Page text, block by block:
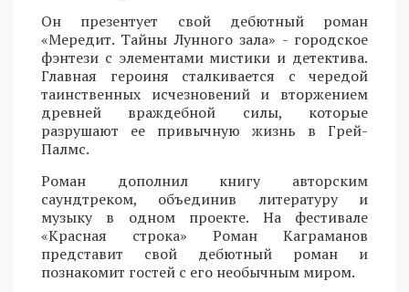
Он презентует свой дебютный роман
«Мередит. Тайны Лунного зала» - городское
фэнтези с элементами мистики и детектива.
Главная героиня сталкивается с чередой
таинственных исчезновений и вторжением
древней враждебной силы, которые
разрушают ее привычную жизнь в Грей-
Палмс.
Роман дополнил книгу авторским
саундтреком, объединив литературу и
музыку в одном проекте. На фестивале
«Красная строка» Роман Каграманов
представит свой дебютный роман и
познакомит гостей с его необычным миром.